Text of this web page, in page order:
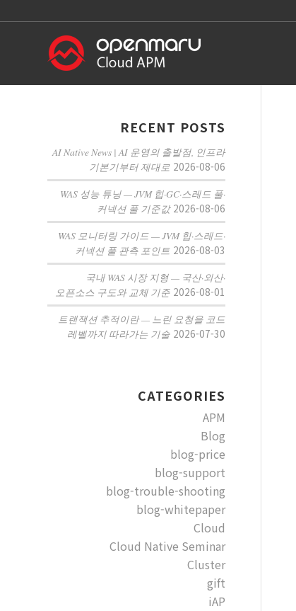
RECENT POSTS
AI Native News | AI 운영의 출발점, 인프라
기본기부터 제대로 2026-08-06
WAS 성능 튜닝 — JVM 힙·GC·스레드 풀·
커넥션 풀 기준값 2026-08-06
WAS 모니터링 가이드 — JVM 힙·스레드·
커넥션 풀 관측 포인트 2026-08-03
국내 WAS 시장 지형 — 국산·외산·
오픈소스 구도와 교체 기준 2026-08-01
트랜잭션 추적이란 — 느린 요청을 코드
레벨까지 따라가는 기술 2026-07-30
CATEGORIES
APM
Blog
blog-price
blog-support
blog-trouble-shooting
blog-whitepaper
Cloud
Cloud Native Seminar
Cluster
gift
iAP